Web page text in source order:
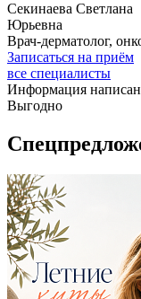
Секинаева Светлана
Юрьевна
Врач-дерматолог,
Записаться на приём
все специалисты
Информация
Выгодно